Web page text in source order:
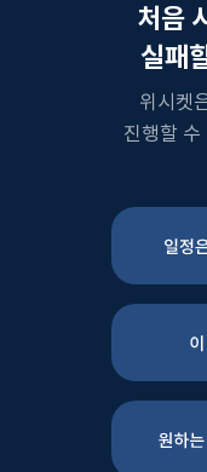
처음
실패
위시켓
진행할